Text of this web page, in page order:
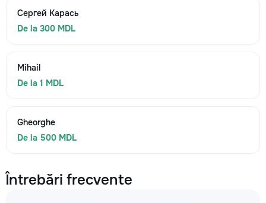
Сергей Карась
De la 300 MDL
Mihail
De la 1 MDL
Gheorghe
De la 500 MDL
Întrebări frecvente